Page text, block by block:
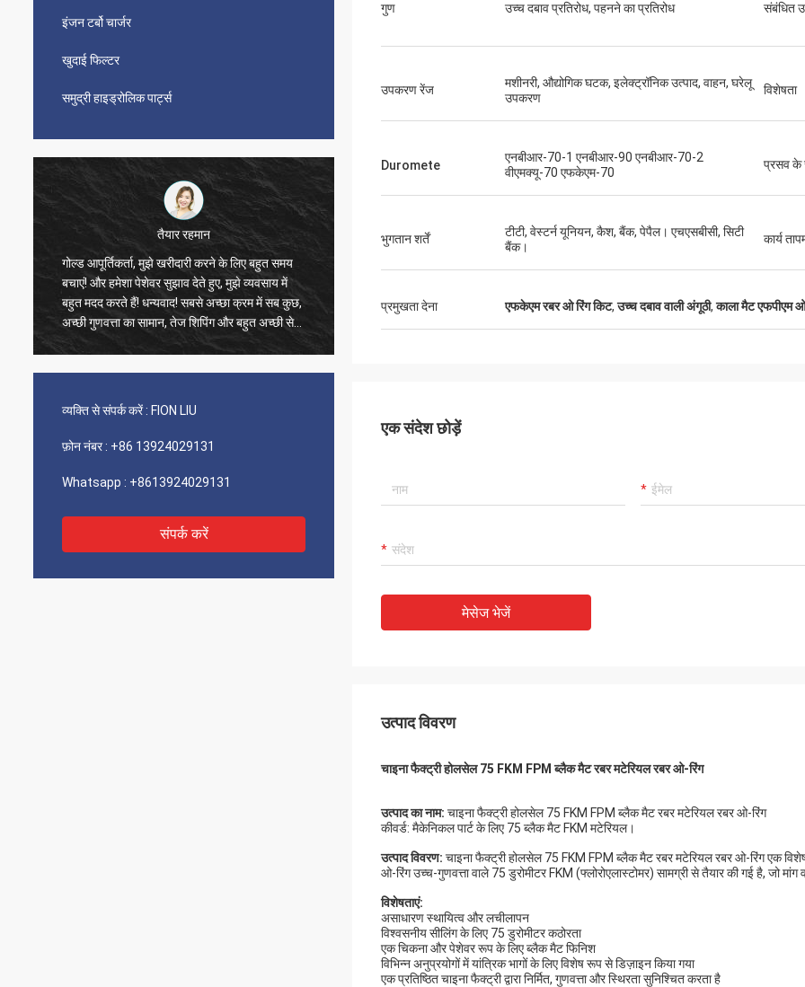
इंजन टर्बो चार्जर
खुदाई फिल्टर
समुद्री हाइड्रोलिक पार्ट्स
बहुत अच्छी सेवा
मुतकिलवा विल्सन अफ्रीका
पुराने ग्राहक, चीजें अभी भी हमेशा की तरह हैं, एजेंसी के
उत्पाद 100% प्रामाणिक, उत्कृष्ट लागत प्रदर्शन हैं।
फास्ट शिपिंग और बहुत अच्छा सर्विसिक मैं 5 सितारों का
वर्णन करने की सलाह देता हूं!
कार्लो
अच्छा आपूर्तिकर्ता, और हमेशा पेशेवर सुझाव देते हुए, माल
सहयोग होगा।
व्यक्ति से संपर्क करें : FION LIU
फ़ोन नंबर : +86 13924029131
Whatsapp : +8613924029131
संपर्क करें
गुण उच्च दबाव प्रतिरोध, पहनने का प्रतिरोध संबंधित
उपकरण रेंज
मशीनरी, औद्योगिक घटक, इलेक्ट्रॉनिक उत्पाद, वाहन, घरेलू
उपकरण
विशेषता
Duromete
एनबीआर-70-1 एनबीआर-90 एनबीआर-70-2
वीएमक्यू-70 एफकेएम-70
प्रसव के
भुगतान शर्तें
टीटी, वेस्टर्न यूनियन, कैश, बैंक, पेपैल। एचएसबीसी, सिटी
बैंक।
कार्य
प्रमुखता देना एफकेएम रबर ओ रिंग किट,उच्च दबाव वाली अंगूठी,काला मैट एफपीएम ओ
एक संदेश छोड़ें
मेसेज भेजें
उत्पाद विवरण
चाइना फैक्ट्री होलसेल 75 FKM FPM ब्लैक मैट रबर मटेरियल रबर ओ-रिंग
उत्पाद का नाम: चाइना फैक्ट्री होलसेल 75 FKM FPM ब्लैक मैट रबर मटेरियल रबर ओ-रिंग
कीवर्ड: मैकेनिकल पार्ट के लिए 75 ब्लैक मैट FKM मटेरियल।
उत्पाद विवरण: चाइना फैक्ट्री होलसेल 75 FKM FPM ब्लैक मैट रबर मटेरियल रबर ओ-रिंग एक
ओ-रिंग उच्च-गुणवत्ता वाले 75 डुरोमीटर FKM (फ्लोरोएलास्टोमर) सामग्री से तैयार की गई है, जो
विशेषताएं:
असाधारण स्थायित्व और लचीलापन
विश्वसनीय सीलिंग के लिए 75 डुरोमीटर कठोरता
एक चिकना और पेशेवर रूप के लिए ब्लैक मैट फिनिश
विभिन्न अनुप्रयोगों में यांत्रिक भागों के लिए विशेष रूप से डिज़ाइन किया गया
एक प्रतिष्ठित चाइना फैक्ट्री द्वारा निर्मित, गुणवत्ता और स्थिरता सुनिश्चित करता है